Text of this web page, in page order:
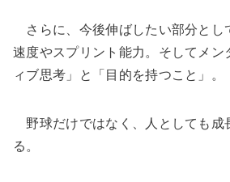
さらに、今後伸ばしたい部分とし
速度やスプリント能力。そしてメン
ィブ思考」と「目的を持つこと」。
野球だけではなく、人としても成
る。